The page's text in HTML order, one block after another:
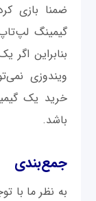
ضمنا بازی
گیمینگ
بنابراین
ویندوزی
خرید یک
باشد.
جمع‌بندی
به نظر ما با